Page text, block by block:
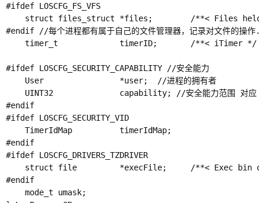
#ifdef LOSCFG_FS_VFS
struct files_struct *files;        /**< Files held
#endif //每个进程都有属于自己的文件管理器，记录对文件的操作.
    timer_t             timerID;       /**< iTimer */
#ifdef LOSCFG_SECURITY_CAPABILITY //安全能力
    User                *user;  //进程的拥有者
UINT32              capability; //安全能力范围 对应
#endif
#ifdef LOSCFG_SECURITY_VID
    TimerIdMap          timerIdMap;
#endif
#ifdef LOSCFG_DRIVERS_TZDRIVER
struct file         *execFile;     /**< Exec bin
#endif
    mode_t umask;